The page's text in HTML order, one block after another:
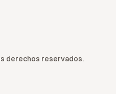
derechos reservados.